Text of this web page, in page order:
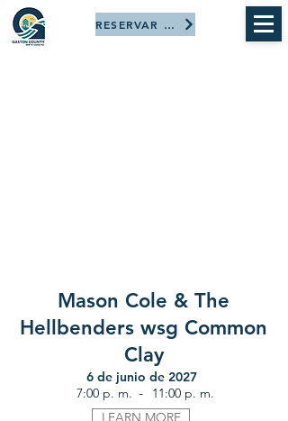
RESERVAR AHORA
Mason Cole & The
Hellbenders wsg Common
Clay
6 de junio de 2027
7:00 p. m. -
11:00 p. m.
LEARN MORE